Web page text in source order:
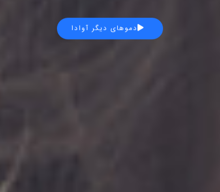
دموهای دیگر آوادا